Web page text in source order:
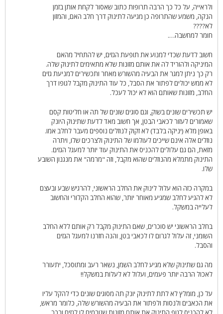
ולראייה, על כל כך הרבה תרופות כתוב שאסור לקחת אותן בזמן
הנקה, משמע שהתרופה כן מגיעה לתינוק דרך חלב האם, והמזון
לא????
חומר למחשבה….
חשוב לדעת שכדי למנוע את תופעת הגזים, יש להתחיל מהאם
המיניקה ולהוריד לה את אותם מזונות שלא מתאימים לתינוק שלה.
רק כך ניתן למגר את הבעיה מהשורש מאחר ותכשירים למניעת גזים
לא ממש יכולים לפתור את הסבל, כל עוד התינוק מקבל לגופו דרך
החלב, מזונות שאותם הוא לא יכול לעכל.
יש תכשירים שונים בשוק, וגם סוגים שונים של תה או חליטות קסם
שאמורים לעזור לכאבי הבטן, אך חשוב מאד לדעת שתינוק היונק
באופן מלא (יניקה בלבד) לא זקוק לנוזלים נוספים מעבר לחלב אמו.
נוזלים אלה אינם שייכים לעולמו של התינוק ולצרכים שלו, ויתרה
מזאת, הם גם עלולים להכניס את התינוק עוד יותר למעגל הגזים.
התינוק מתמלא מהנוזלים שהוא מקבל, וזה "מרמה" את מנגנון השובע
שלו.
במקרה כזה הוא עלול לינוק את החלב הראשוני, להרגיש שבע ובעצם
לא להגיע לחלב שמגיע מאוחר יותר, שהוא החלב הקלורי והחשוב
לעלייה במשקל.
בחלב הראשוני יש סוכרים, שאם התינוק מקבל רק אותם ללא החלב
השומני, זה עלול לגרום לו לכאבי בטן, והנה חזרנו למעגל הגזים
והסבל.
מה גם שתינוק שלא מגיע לחלב השמן, נשאר רעב ומתוסכל, יתעורר
לאכול הרבה יותר פעמים, ועלול לא לעלות במשקל!!
על כן, מומלץ לא לתת לתינוק יונק תה מסוגים שונים כדי להקל עליו
את הכאבים ולנסות ולפתור את הבעיה מהשורש שלה, כלומר מראש,